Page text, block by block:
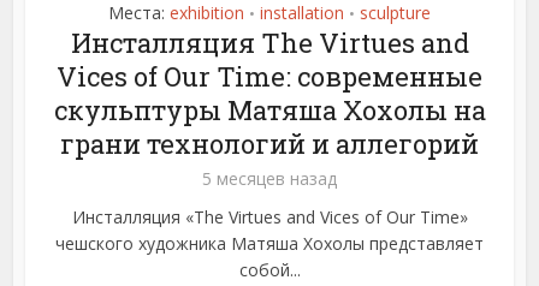
Места: exhibition • installation • sculpture
Инсталляция The Virtues and
Vices of Our Time: современные
скульптуры Матяша Хохолы на
грани технологий и аллегорий
5 месяцев назад
Инсталляция «The Virtues and Vices of Our Time»
чешского художника Матяша Хохолы представляет
собой...